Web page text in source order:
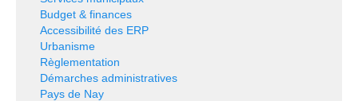
Budget & finances
Accessibilité des ERP
Urbanisme
Règlementation
Démarches administratives
Pays de Nay